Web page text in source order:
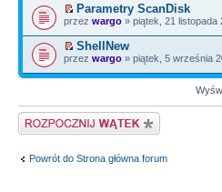
Parametry ScanDisk
przez wargo » piątek, 21 listopada
ShellNew
przez wargo » piątek, 5 września
Napisz wątek
Powrót do Strona główna forum